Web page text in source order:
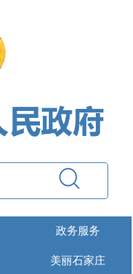
政务服务
美丽石家庄